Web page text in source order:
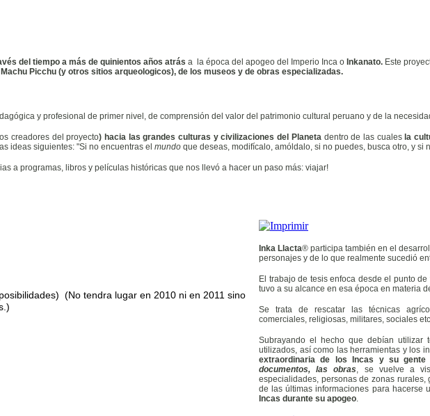
del tiempo a más de quinientos años atrás a la época del apogeo del Imperio Inca o Inkanato. Este
Picchu (y otros sitios arqueologicos), de los museos y de obras especializadas.
y profesional de primer nivel, de comprensión del valor del patrimonio cultural peruano y de la
creadores del proyecto) hacia las grandes culturas y civilizaciones del Planetadentro de las cuales la
ideas siguientes: "Si no encuentras el mundo que deseas, modifícalo, amóldalo, si no puedes, busca otro, y
a programas, libros y películas históricas que nos llevó a hacer un paso más: viajar!
(No tendra lugar en 2010 ni en 2011 sino
Inka Llacta® participa también en el
personajes y de lo que realmente sucedió
El trabajo de tesis enfoca desde el punto
tuvo a su alcance en esa época en materia
Se trata de rescatar las técnicas
comerciales, religiosas, militares, sociales
Subrayando el hecho que debían utilizar
utilizados, así como las herramientas y los
extraordinaria de los Incas y su gente
documentos, las obras, se vuelve a
especialidades, personas de zonas
de las últimas informaciones para
Incas durante su apogeo.